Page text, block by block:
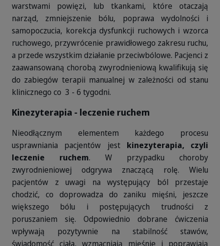
warstwami powięzi, lub tkankami, które otaczają
narząd, zmniejszenie bólu, poprawa wydolności i
samopoczucia, korekcja dysfunkcji ruchowych i wzorca
ruchowego, przywrócenie prawidłowego zakresu ruchu,
a przede wszystkim działanie przeciwbólowe. Pacjenci z
zaawansowaną chorobą zwyrodnieniową kwalifikują się
do zabiegów terapii manualnej w zależności od stanu
klinicznego co 3 - 6 tygodni.
Kinezyterapia - leczenie ruchem
Nieodłącznym elementem każdego procesu
usprawniania pacjentów jest kinezyterapia, czyli
leczenie ruchem. W przypadku choroby
zwyrodnieniowej odgrywa znaczącą rolę. Wielu
pacjentów z uwagi na występujący ból przestaje
chodzić, co doprowadza do zaniku mięśni, jeszcze
większego bólu i postępujących trudności z
poruszaniem się. Odpowiednio dobrane ćwiczenia
wpływają pozytywnie na stabilność stawów,
świadomość ciała, wzmacniają mięśnie i poprawiają